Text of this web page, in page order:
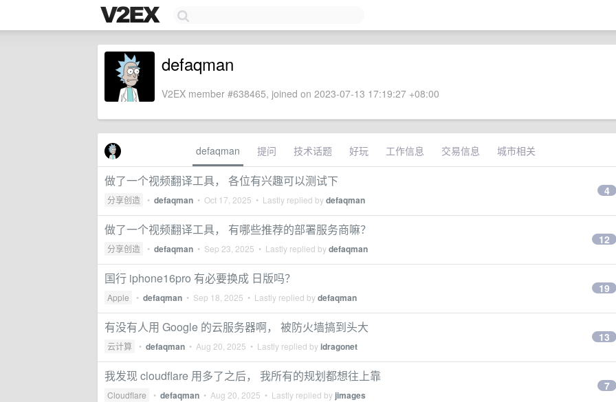
defaqman
V2EX member #638465, joined on 2023-07-13 17:19:27 +08:00
defaqman 提问 技术话题 好玩 工作信息 交易信息 城市相关
做了一个视频翻译工具， 各位有兴趣可以测试下
分享创造 • defaqman • Oct 17, 2025 • Lastly replied bydefaqman
4
做了一个视频翻译工具， 有哪些推荐的部署服务商嘛？
分享创造 • defaqman • Sep 23, 2025 • Lastly replied bydefaqman
12
国行 iphone16pro 有必要换成 日版吗？
Apple • defaqman • Sep 18, 2025 • Lastly replied bydefaqman
19
有没有人用 Google 的云服务器啊， 被防火墙搞到头大
云计算 • defaqman • Aug 20, 2025 • Lastly replied byidragonet
13
我发现 cloudflare 用多了之后， 我所有的规划都想往上靠
Cloudflare • defaqman • Aug 20, 2025 • Lastly replied by jimages
7